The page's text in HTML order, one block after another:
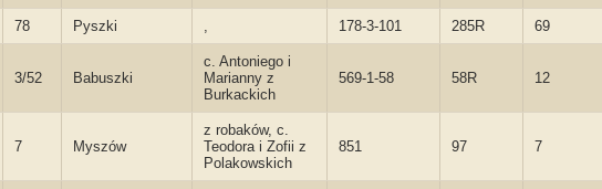
78 Pyszki , 178-3-101 285R 69
3/52 Babuszki
c. Antoniego i
Marianny z
Burkackich
569-1-58 58R 12
7 Myszów
z robaków, c.
Teodora i Zofii z
Polakowskich
851 97 7